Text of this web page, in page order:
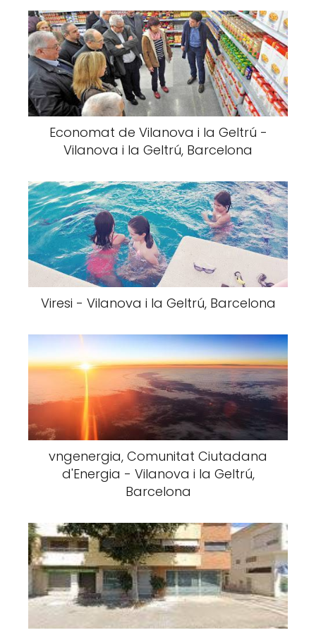
Economat de Vilanova i la Geltrú -
Vilanova i la Geltrú, Barcelona
Viresi - Vilanova i la Geltrú, Barcelona
vngenergia, Comunitat Ciutadana
d'Energia - Vilanova i la Geltrú,
Barcelona